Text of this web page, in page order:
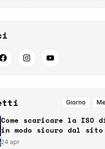
Giorno
Come scaricare la ISO
in modo sicuro dal
Microsoft
24 apr